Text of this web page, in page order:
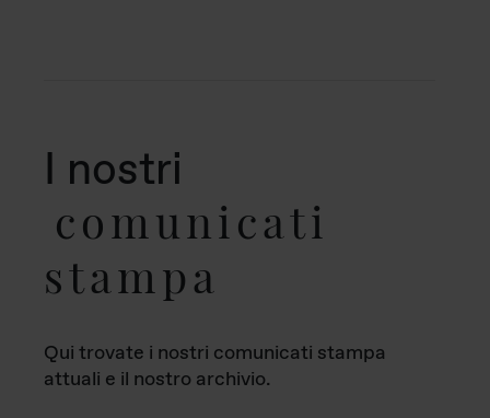
I nostri
comunicati
stampa
Qui trovate i nostri comunicati stampa
attuali e il nostro archivio.